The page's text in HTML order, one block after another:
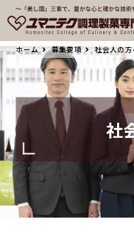
ホーム 募集要項 社会人の方
社